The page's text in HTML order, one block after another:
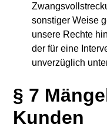
sonstiger Weise
unsere Rechte
der für eine
unverzüglich
§ 7
Kunden